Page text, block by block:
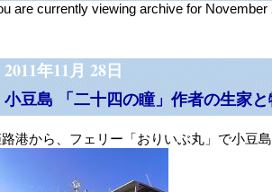
are currently viewing archive for November
年11月 28日
小豆島 「二十四の瞳」作者の生家
港から、フェリー「おりいぶ丸」で小豆